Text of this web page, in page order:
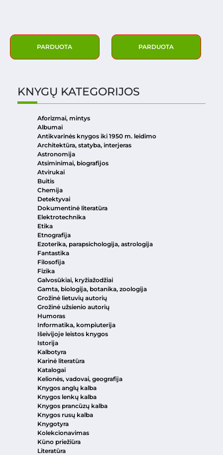
PARDUOTA PARDUOTA
KNYGŲ KATEGORIJOS
Aforizmai, mintys
Albumai
Antikvarinės knygos iki 1950 m. leidimo
Architektūra, statyba, interjeras
Astronomija
Atsiminimai, biografijos
Atvirukai
Buitis
Chemija
Detektyvai
Dokumentinė literatūra
Elektrotechnika
Etika
Etnografija
Ezoterika, parapsichologija, astrologija
Fantastika
Filosofija
Fizika
Galvosūkiai, kryžiažodžiai
Gamta, biologija, botanika, zoologija
Grožinė lietuvių autorių
Grožinė užsienio autorių
Humoras
Informatika, kompiuterija
Išeivijoje leistos knygos
Istorija
Kalbotyra
Karinė literatūra
Katalogai
Kelionės, vadovai, geografija
Knygos anglų kalba
Knygos lenkų kalba
Knygos prancūzų kalba
Knygos rusų kalba
Knygotyra
Kolekcionavimas
Kūno priežiūra
Literatūra